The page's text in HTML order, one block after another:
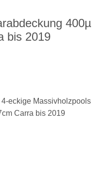
400µ
bis 2019
4-eckige Massivholzpools
Carra bis 2019